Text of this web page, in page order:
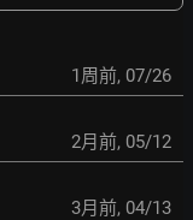
1周前, 07/26
2月前, 05/12
3月前, 04/13